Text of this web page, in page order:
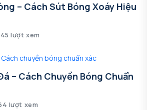
– Cách Sút Bóng Xoáy Hiệu
lượt xem
– Cách Chuyền Bóng Chuẩn
lượt xem